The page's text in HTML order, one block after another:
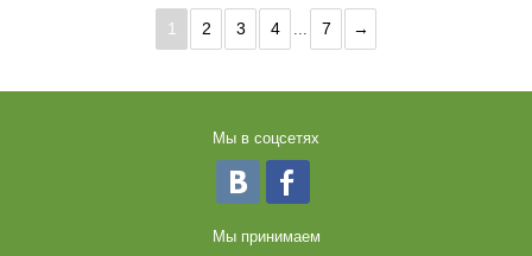
1 2 3 4 →
7
Мы в соцсетях
Мы принимаем